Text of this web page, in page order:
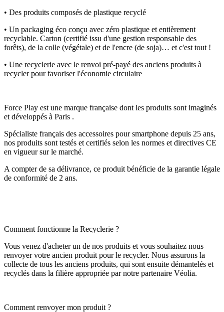
• Des produits composés de plastique recyclé
• Un packaging éco conçu avec zéro plastique et entièrement
recyclable. Carton (certifié issu d'une gestion responsable des
forêts), de la colle (végétale) et de l'encre (de soja)… et c'est tout !
• Une recyclerie avec le renvoi pré-payé des anciens produits à
recycler pour favoriser l'économie circulaire
Force Play est une marque française dont les produits sont imaginés
et développés à Paris .
Spécialiste français des accessoires pour smartphone depuis 25 ans,
nos produits sont testés et certifiés selon les normes et directives CE
en vigueur sur le marché.
A compter de sa délivrance, ce produit bénéficie de la garantie légale
de conformité de 2 ans.
Comment fonctionne la Recyclerie ?
Vous venez d'acheter un de nos produits et vous souhaitez nous
renvoyer votre ancien produit pour le recycler. Nous assurons la
collecte de tous les anciens produits, qui sont ensuite démantelés et
recyclés dans la filière appropriée par notre partenaire Véolia.
Comment renvoyer mon produit ?